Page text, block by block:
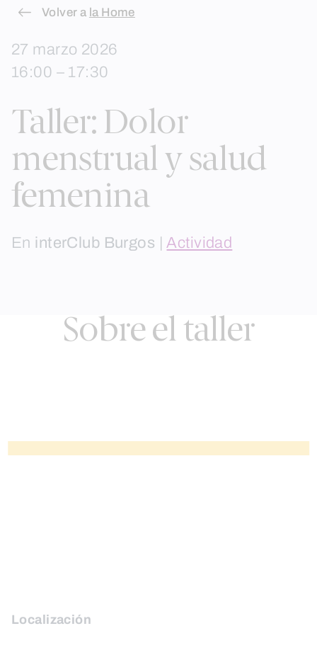
Skip
content
Volver a la Home
27 marzo 2026
16:00 – 17:30
Taller: Dolor
menstrual y salud
femenina
En interClub Burgos |Actividad
Sobre el taller
Localización